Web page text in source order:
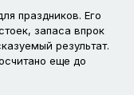
праздников. Его
запаса впрок
результат.
еще до